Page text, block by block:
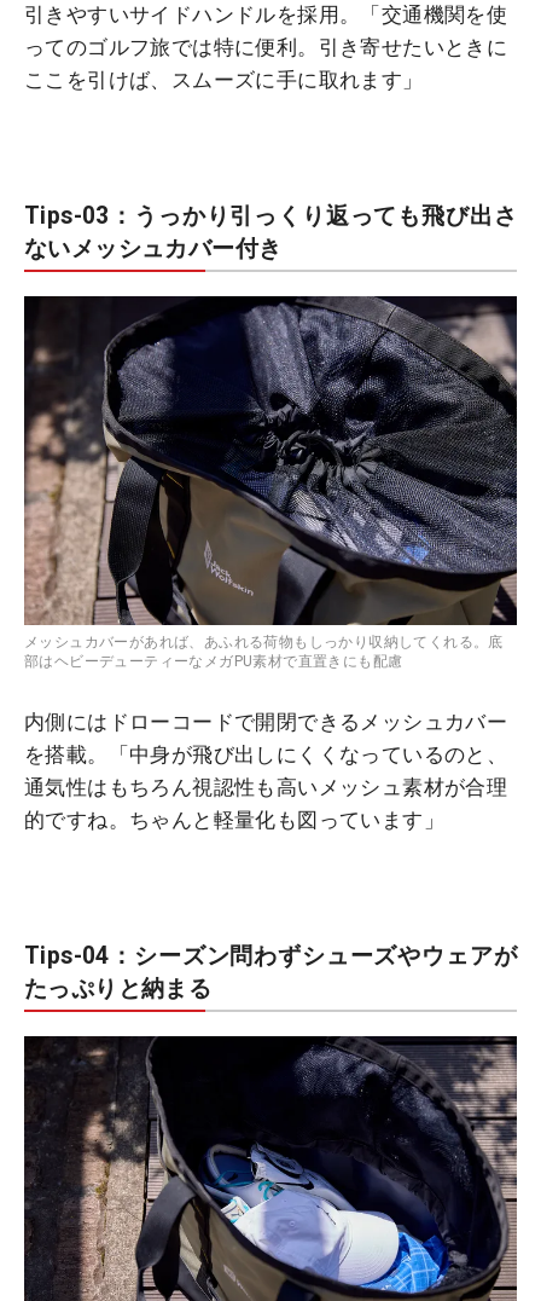
引きやすいサイドハンドルを採用。「交通機関を使
ってのゴルフ旅では特に便利。引き寄せたいときに
ここを引けば、スムーズに手に取れます」
Tips-03：うっかり引っくり返っても飛び出さ
ないメッシュカバー付き
メッシュカバーがあれば、あふれる荷物もしっかり収納してくれる。底
部はヘビーデューティーなメガPU素材で直置きにも配慮
内側にはドローコードで開閉できるメッシュカバー
を搭載。「中身が飛び出しにくくなっているのと、
通気性はもちろん視認性も高いメッシュ素材が合理
的ですね。ちゃんと軽量化も図っています」
Tips-04：シーズン問わずシューズやウェアが
たっぷりと納まる